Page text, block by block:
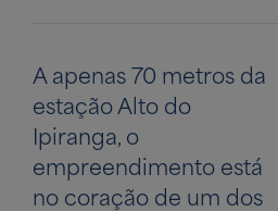
A apenas 70 metros da
estação Alto do
Ipiranga, o
empreendimento está
no coração de um dos